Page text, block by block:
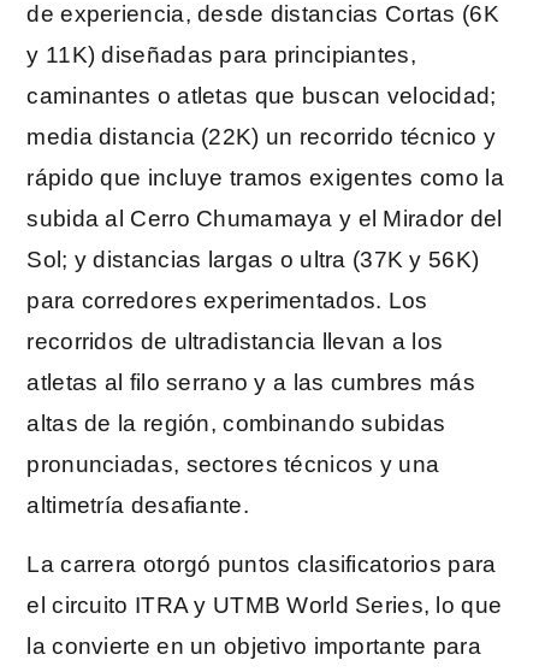
de experiencia, desde distancias Cortas (6K
y 11K) diseñadas para principiantes,
caminantes o atletas que buscan velocidad;
media distancia (22K) un recorrido técnico y
rápido que incluye tramos exigentes como la
subida al Cerro Chumamaya y el Mirador del
Sol; y distancias largas o ultra (37K y 56K)
para corredores experimentados. Los
recorridos de ultradistancia llevan a los
atletas al filo serrano y a las cumbres más
altas de la región, combinando subidas
pronunciadas, sectores técnicos y una
altimetría desafiante.
La carrera otorgó puntos clasificatorios para
el circuito ITRA y UTMB World Series, lo que
la convierte en un objetivo importante para